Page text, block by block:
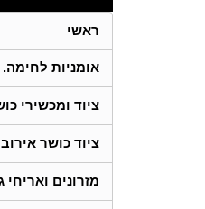
ראשי
אומניות לחימה.
ציוד ומכשירי
ציוד כושר
מזרונים ואריחי